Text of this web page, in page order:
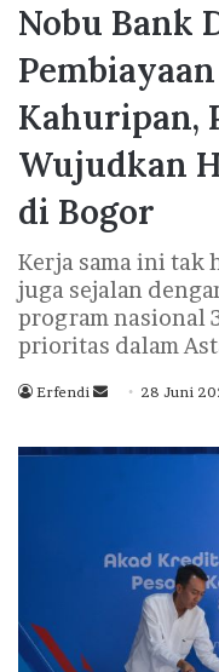
Nobu Bank
Kahuripan,
Wujudkan
di Bogor
Kerja sama ini tak
juga sejalan
program nasional
prioritas dalam
Erfendi
n
e
28 Juni